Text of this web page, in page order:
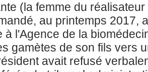
(la femme du
au printemps 2017,
à l'Agence de la
gamètes de son fils vers
avait refusé